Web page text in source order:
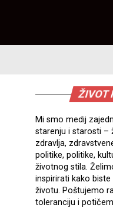
ŽIVOT
Mi smo medij
starenju i starosti –
zdravlja,
politike, politike,
životnog stila.
inspirirati kako biste
životu. Poštujemo
toleranciju i